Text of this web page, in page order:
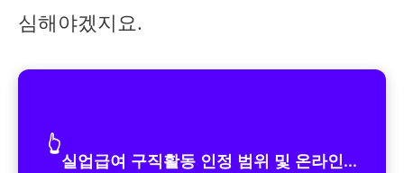
심해야겠지요.
👆
실업급여 구직활동 인정 범위 및 온라인...